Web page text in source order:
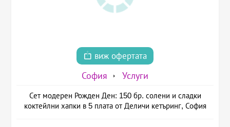
виж офертата
София Услуги
Сет модерен Рожден Ден: 150 бр. солени и сладки
коктейлни хапки в 5 плата от Деличи кетъринг, София